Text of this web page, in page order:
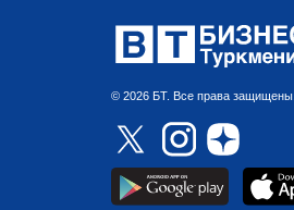
© 2026 БТ. Все права защищены.